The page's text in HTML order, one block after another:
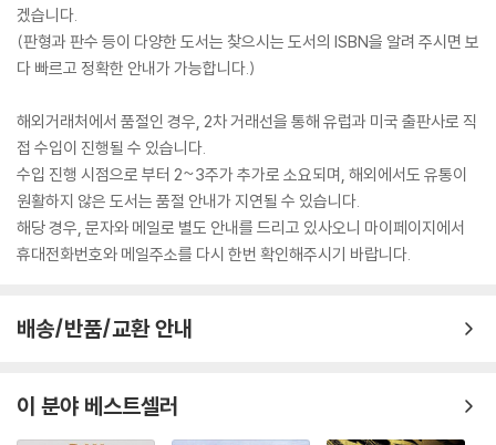
겠습니다.
(판형과 판수 등이 다양한 도서는 찾으시는 도서의 ISBN을 알려 주시면 보
다 빠르고 정확한 안내가 가능합니다.)
해외거래처에서 품절인 경우, 2차 거래선을 통해 유럽과 미국 출판사로 직
접 수입이 진행될 수 있습니다.
수입 진행 시점으로 부터 2~3주가 추가로 소요되며, 해외에서도 유통이
원활하지 않은 도서는 품절 안내가 지연될 수 있습니다.
해당 경우, 문자와 메일로 별도 안내를 드리고 있사오니 마이페이지에서
휴대전화번호와 메일주소를 다시 한번 확인해주시기 바랍니다.
배송/반품/교환 안내
이 분야 베스트셀러